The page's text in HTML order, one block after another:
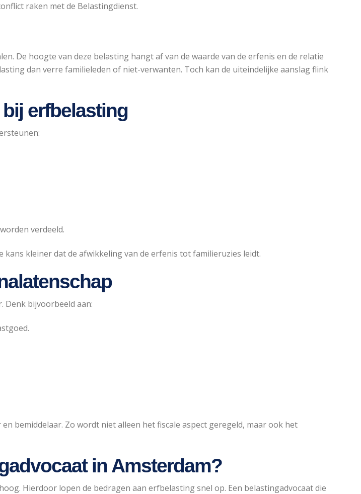
raken met de Belastingdienst.
De hoogte van deze belasting hangt af van de waarde van de erfenis en de relatie
dan verre familieleden of niet-verwanten. Toch kan de uiteindelijke aanslag flink
erfbelasting
verdeeld.
kleiner dat de afwikkeling van de erfenis tot familieruzies leidt.
Denk bijvoorbeeld aan:
bemiddelaar. Zo wordt niet alleen het fiscale aspect geregeld, maar ook het
in Amsterdam?
Hierdoor lopen de bedragen aan erfbelasting snel op. Een belastingadvocaat die